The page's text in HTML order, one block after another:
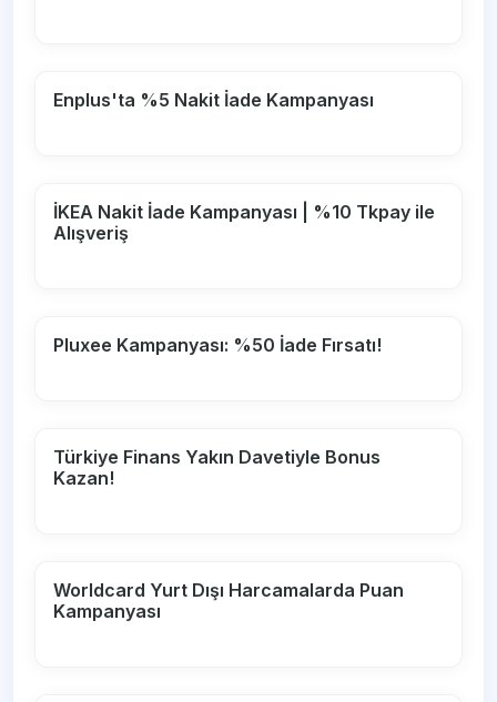
Enplus'ta %5 Nakit İade Kampanyası
İKEA Nakit İade Kampanyası | %10 Tkpay ile
Alışveriş
Pluxee Kampanyası: %50 İade Fırsatı!
Türkiye Finans Yakın Davetiyle Bonus
Kazan!
Worldcard Yurt Dışı Harcamalarda Puan
Kampanyası